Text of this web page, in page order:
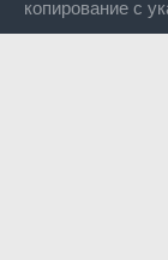
копирование с